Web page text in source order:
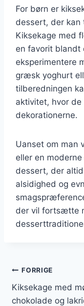
For børn er
dessert, der kan
Kiksekage med
en favorit blandt
eksperimentere
græsk yoghurt
tilberedningen
aktivitet, hvor
dekorationerne.
Uanset om man
eller en
dessert, der
alsidighed og
der vil fortsætte
FORRIGE
Kiksekage med
chokolade og